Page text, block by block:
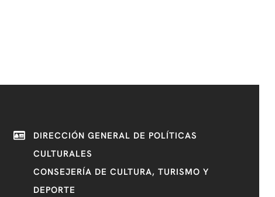
DIRECCIÓN GENERAL DE POLÍTICAS
CULTURALES
CONSEJERÍA DE CULTURA, TURISMO Y
DEPORTE